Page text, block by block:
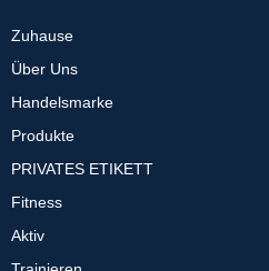
Zuhause
Über Uns
Handelsmarke
Produkte
PRIVATES ETIKETT
Fitness
Aktiv